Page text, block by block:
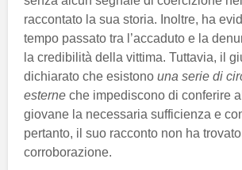
raccontato la sua storia. Inoltre, ha
tempo passato tra l’accaduto e la
la credibilità della vittima. Tuttavia, il
dichiarato che esistono una serie di
esterne che impediscono di conferire
giovane la necessaria sufficienza e
pertanto, il suo racconto non ha
corroborazione.